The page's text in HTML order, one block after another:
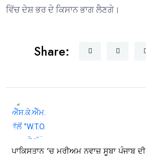
ਵਿੱਚ ਦੇਸ਼ ਭਰ ਦੇ ਕਿਸਾਨ ਭਾਗ ਲੈਣਗੇ।
Share:
ਪਾਕਿਸਤਾਨ ‘ਚ ਮਰੀਅਮ ਨਵਾਜ਼ ਸੂਬਾ ਪੰਜਾਬ ਦੀ